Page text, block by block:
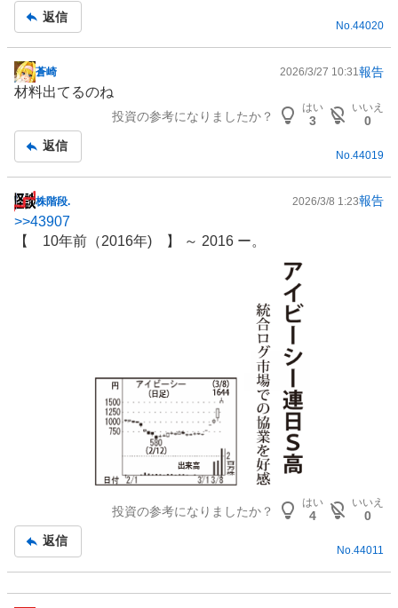
返信
No.44020
掲
示
事
蒼崎 2026/3/27 10:31報告
材料出てるのね
投資の参考になりましたか？
はい
3
いいえ
0
返信
No.44019
掲
示
板
株階段. 2026/3/8 1:23報告
>>43907
【 10年前（2016年) 】 ～ 2016 ー。
投資の参考になりましたか？
はい
4
いいえ
0
返信
No. 44011